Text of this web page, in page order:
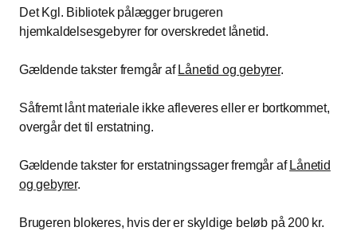
Det Kgl. Bibliotek pålægger brugeren
hjemkaldelsesgebyrer for overskredet lånetid.
Gældende takster fremgår af Lånetid og gebyrer.
Såfremt lånt materiale ikke afleveres eller er bortkommet,
overgår det til erstatning.
Gældende takster for erstatningssager fremgår af Lånetid
og gebyrer.
Brugeren blokeres, hvis der er skyldige beløb på 200 kr.